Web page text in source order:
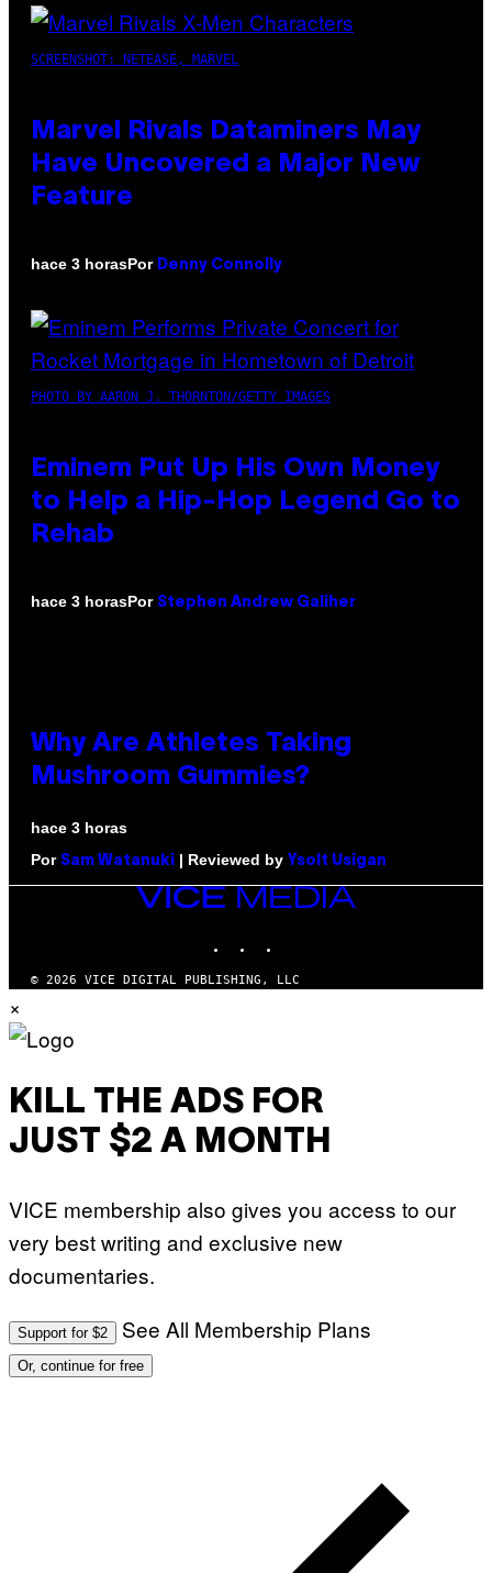
SCREENSHOT: NETEASE, MARVEL
Marvel Rivals Dataminers May
Have Uncovered a Major New
Feature
hace 3 horasPor Denny Connolly
PHOTO BY AARON J. THORNTON/GETTY IMAGES
Eminem Put Up His Own Money
to Help a Hip-Hop Legend Go to
Rehab
hace 3 horasPor Stephen Andrew Galiher
Why Are Athletes Taking
Mushroom Gummies?
hace 3 horas
Por Sam Watanuki | Reviewed by Ysolt Usigan
VICE
MEDIA
© 2026 VICE DIGITAL PUBLISHING, LLC
×
KILL THE ADS FOR
JUST $2 A MONTH
VICE membership also gives you access to our
very best writing and exclusive new
documentaries.
Support for $2 See All Membership Plans
Or, continue for free